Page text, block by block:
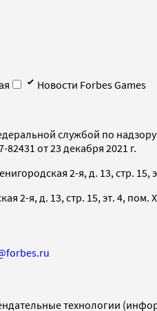
Новости Forbes Games
службой по
от 23 декабря 2021 г.
2-я, д. 13, стр. 15,
2-я, д. 13, стр. 15, эт. 4, пом.
технологии